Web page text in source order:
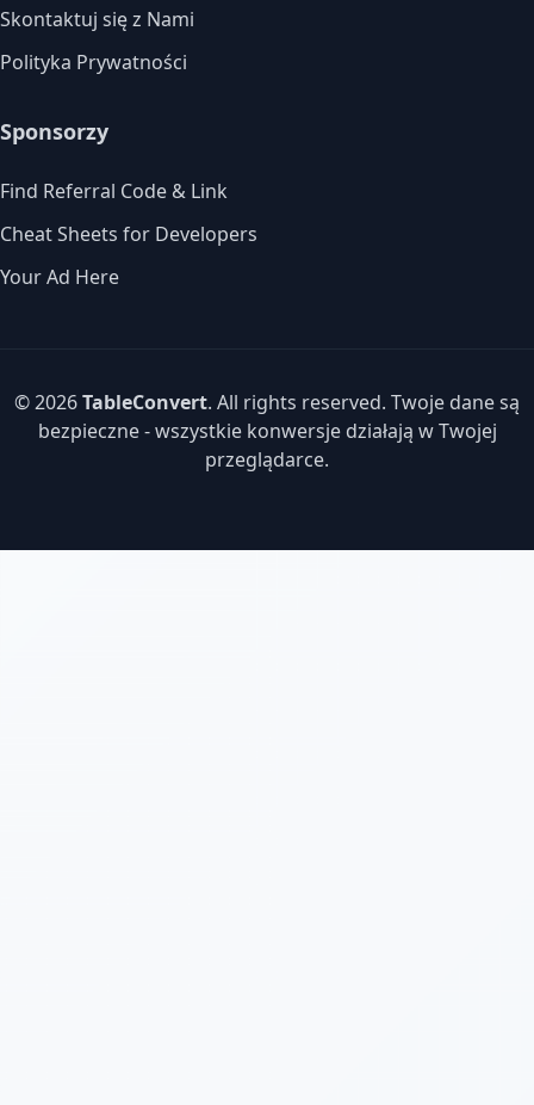
Skontaktuj się z Nami
Polityka Prywatności
Sponsorzy
Find Referral Code & Link
Cheat Sheets for Developers
Your Ad Here
© 2026TableConvert. All rights reserved. Twoje dane są
bezpieczne - wszystkie konwersje działają w Twojej
przeglądarce.